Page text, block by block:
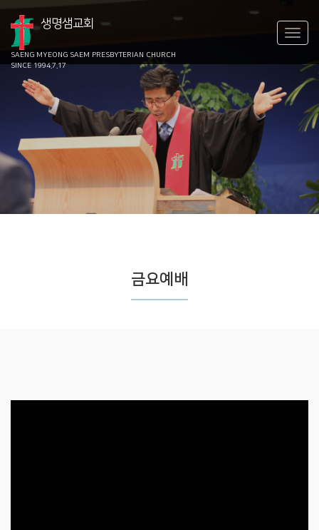
생명샘교회
SAENG MYEONG SAEM PRESBYTERIAN CHURCH
SINCE 1994.7.17
금요예배